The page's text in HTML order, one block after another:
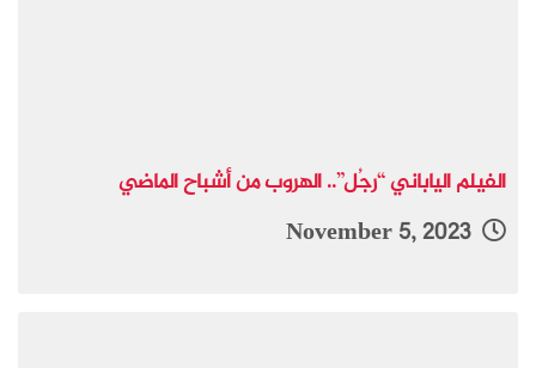
الفيلم الياباني “رجُل”.. الهروب من أشباح الماضي
November 5, 2023